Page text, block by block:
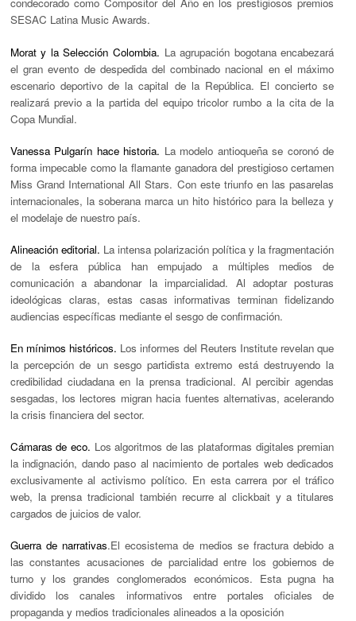
condecorado como Compositor del Año en los prestigiosos premios
SESAC Latina Music Awards.
Morat y la Selección Colombia. La agrupación bogotana encabezará
el gran evento de despedida del combinado nacional en el máximo
escenario deportivo de la capital de la República. El concierto se
realizará previo a la partida del equipo tricolor rumbo a la cita de la
Copa Mundial.
Vanessa Pulgarín hace historia. La modelo antioqueña se coronó de
forma impecable como la flamante ganadora del prestigioso certamen
Miss Grand International All Stars. Con este triunfo en las pasarelas
internacionales, la soberana marca un hito histórico para la belleza y
el modelaje de nuestro país.
Alineación editorial. La intensa polarización política y la fragmentación
de la esfera pública han empujado a múltiples medios de
comunicación a abandonar la imparcialidad. Al adoptar posturas
ideológicas claras, estas casas informativas terminan fidelizando
audiencias específicas mediante el sesgo de confirmación.
En mínimos históricos. Los informes del Reuters Instituterevelan que
la percepción de un sesgo partidista extremo está destruyendo la
credibilidad ciudadana en la prensa tradicional. Al percibir agendas
sesgadas, los lectores migran hacia fuentes alternativas, acelerando
la crisis financiera del sector.
Cámaras de eco. Los algoritmos de las plataformas digitales premian
la indignación, dando paso al nacimiento de portales web dedicados
exclusivamente al activismo político. En esta carrera por el tráfico
web, la prensa tradicional también recurre al clickbaity a titulares
cargados de juicios de valor.
Guerra de narrativas.El ecosistema de medios se fractura debido a
las constantes acusaciones de parcialidad entre los gobiernos de
turno y los grandes conglomerados económicos. Esta pugna ha
dividido los canales informativos entre portales oficiales de
propaganda y medios tradicionales alineados a la oposición